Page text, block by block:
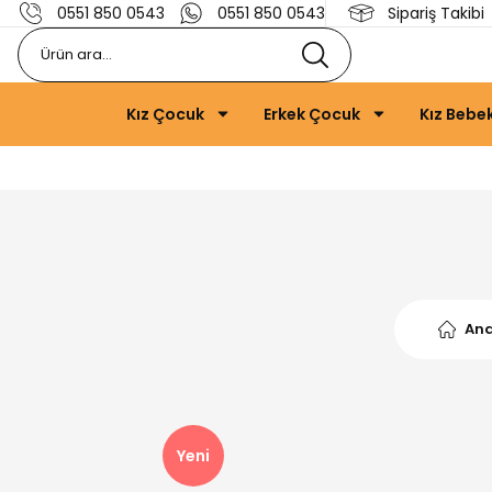
0551 850 0543 0551 850 0543 Sipariş Takibi
Kız Çocuk Erkek Çocuk Kız
Yeni